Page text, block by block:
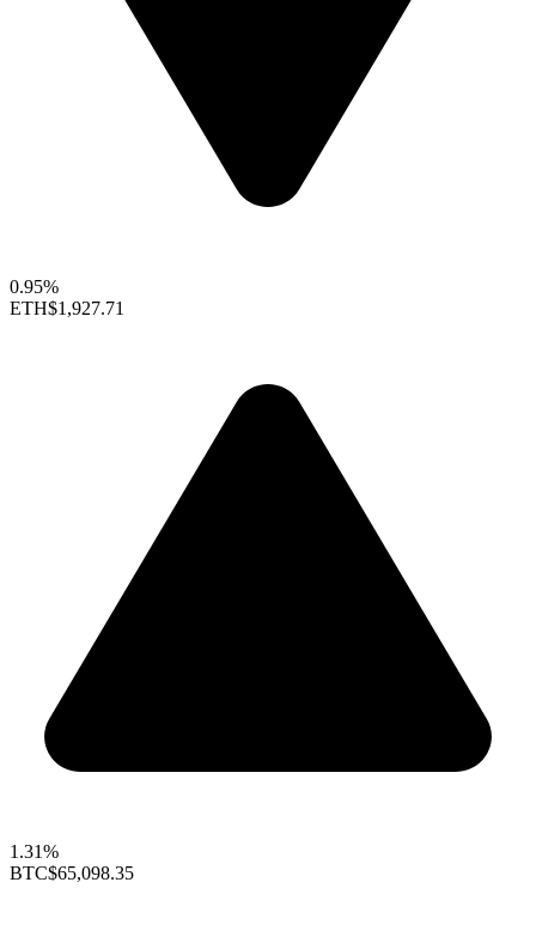
0.95%
ETH$1,927.71
1.31%
BTC$65,098.35